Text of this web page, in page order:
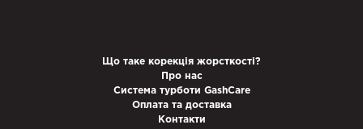
Що таке корекція жорсткості?
Про нас
Система турботи GashCare
Оплата та доставка
Контакти